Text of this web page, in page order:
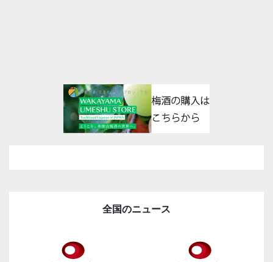
全国のニュース